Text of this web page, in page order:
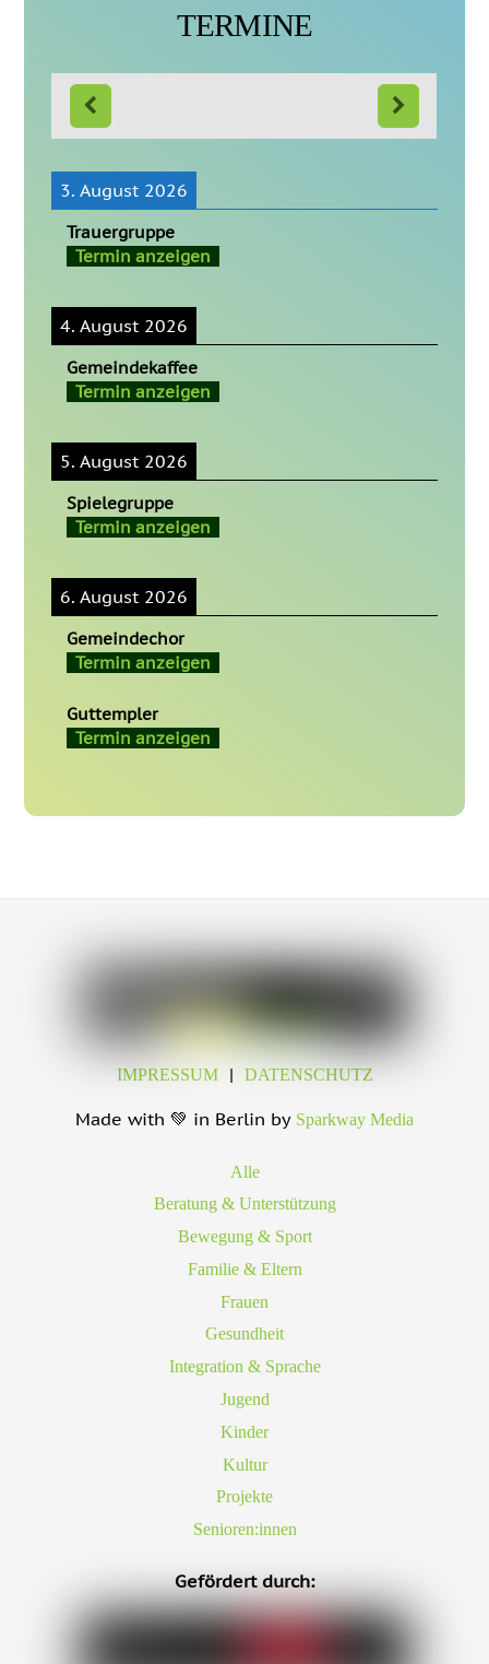
TERMINE
3. August 2026
Trauergruppe
Termin anzeigen
4. August 2026
Gemeindekaffee
Termin anzeigen
5. August 2026
Spielegruppe
Termin anzeigen
6. August 2026
Gemeindechor
Termin anzeigen
Guttempler
Termin anzeigen
IMPRESSUM| DATENSCHUTZ
Made with 💚 in Berlin by Sparkway Media
Alle
Beratung & Unterstützung
Bewegung & Sport
Familie & Eltern
Frauen
Gesundheit
Integration & Sprache
Jugend
Kinder
Kultur
Projekte
Senioren:innen
Gefördert durch: